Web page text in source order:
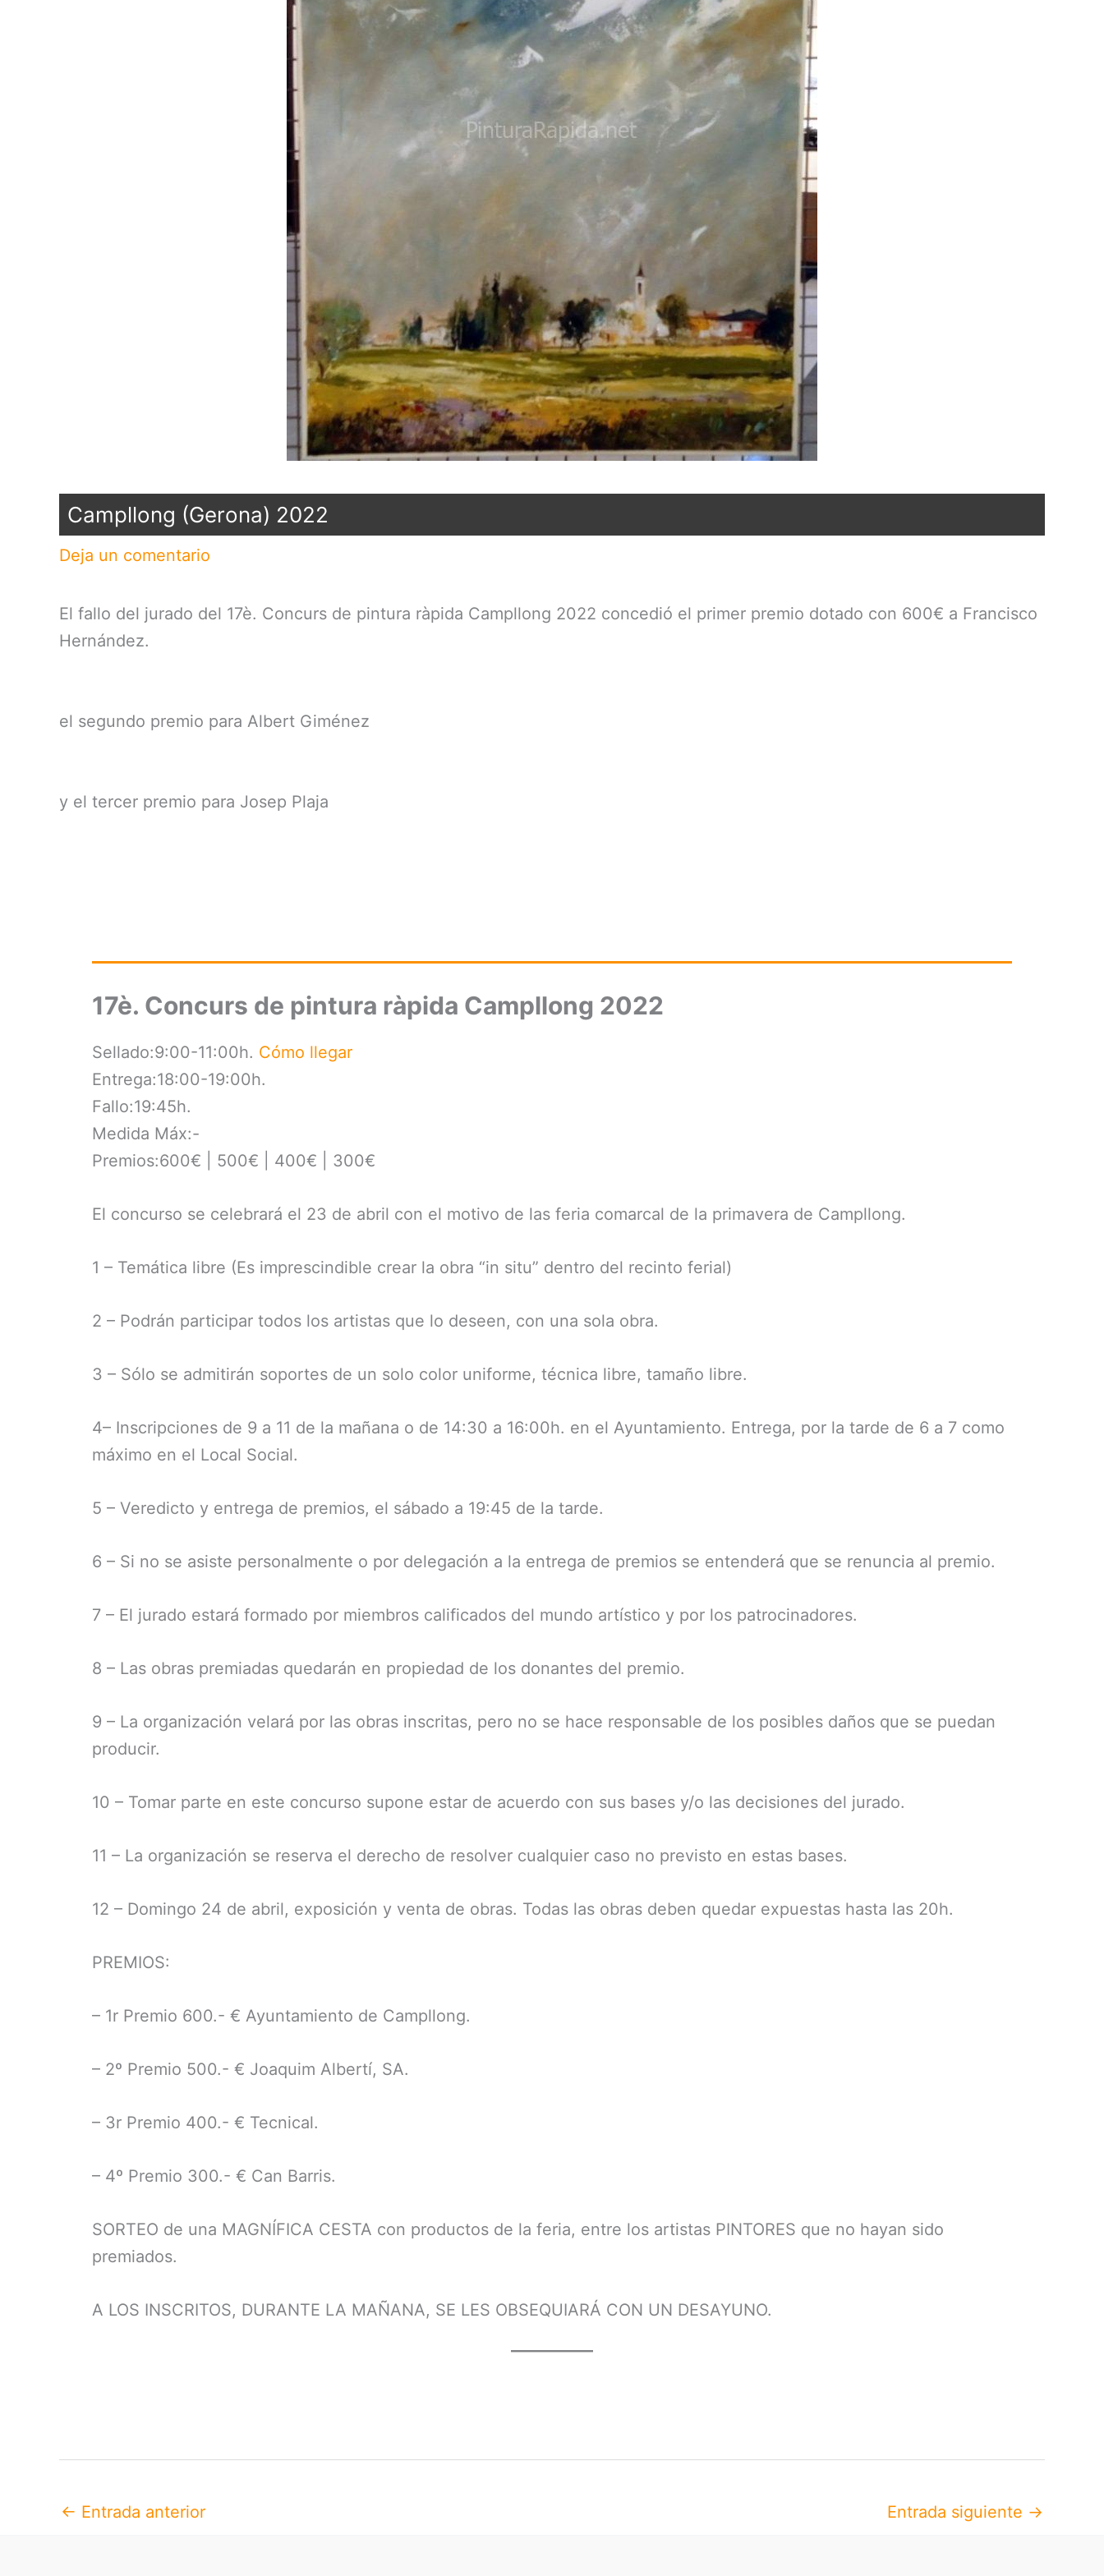
Campllong (Gerona) 2022
Deja un comentario
El fallo del jurado del 17è. Concurs de pintura ràpida Campllong 2022 concedió el primer premio dotado con 600€ a Francisco
Hernández.
el segundo premio para Albert Giménez
y el tercer premio para Josep Plaja
17è. Concurs de pintura ràpida Campllong 2022
Sellado:9:00-11:00h. Cómo llegar
Entrega:18:00-19:00h.
Fallo:19:45h.
Medida Máx:-
Premios:600€ | 500€ | 400€ | 300€
El concurso se celebrará el 23 de abril con el motivo de las feria comarcal de la primavera de Campllong.
1 – Temática libre (Es imprescindible crear la obra “in situ” dentro del recinto ferial)
2 – Podrán participar todos los artistas que lo deseen, con una sola obra.
3 – Sólo se admitirán soportes de un solo color uniforme, técnica libre, tamaño libre.
4– Inscripciones de 9 a 11 de la mañana o de 14:30 a 16:00h. en el Ayuntamiento. Entrega, por la tarde de 6 a 7 como
máximo en el Local Social.
5 – Veredicto y entrega de premios, el sábado a 19:45 de la tarde.
6 – Si no se asiste personalmente o por delegación a la entrega de premios se entenderá que se renuncia al premio.
7 – El jurado estará formado por miembros calificados del mundo artístico y por los patrocinadores.
8 – Las obras premiadas quedarán en propiedad de los donantes del premio.
9 – La organización velará por las obras inscritas, pero no se hace responsable de los posibles daños que se puedan
producir.
10 – Tomar parte en este concurso supone estar de acuerdo con sus bases y/o las decisiones del jurado.
11 – La organización se reserva el derecho de resolver cualquier caso no previsto en estas bases.
12 – Domingo 24 de abril, exposición y venta de obras. Todas las obras deben quedar expuestas hasta las 20h.
PREMIOS:
– 1r Premio 600.- € Ayuntamiento de Campllong.
– 2º Premio 500.- € Joaquim Albertí, SA.
– 3r Premio 400.- € Tecnical.
– 4º Premio 300.- € Can Barris.
SORTEO de una MAGNÍFICA CESTA con productos de la feria, entre los artistas PINTORES que no hayan sido
premiados.
A LOS INSCRITOS, DURANTE LA MAÑANA, SE LES OBSEQUIARÁ CON UN DESAYUNO.
← Entrada anterior Entrada siguiente →